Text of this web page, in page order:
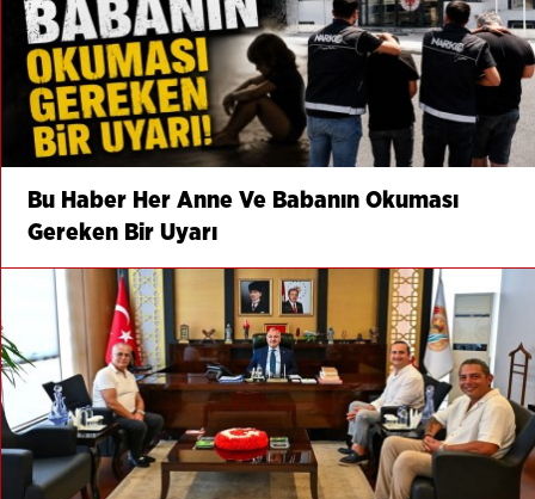
Bu Haber Her Anne Ve Babanın Okuması
Gereken Bir Uyarı